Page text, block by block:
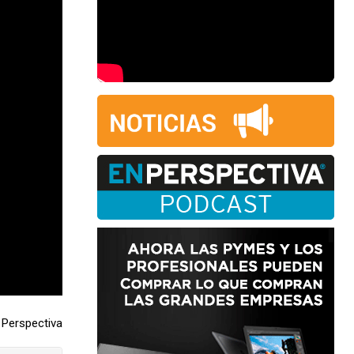
Perspectiva